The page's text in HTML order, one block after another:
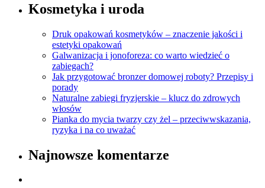
Kosmetyka i uroda
Druk opakowań kosmetyków – znaczenie jakości i
estetyki opakowań
Galwanizacja i jonoforeza: co warto wiedzieć o
zabiegach?
Jak przygotować bronzer domowej roboty? Przepisy i
porady
Naturalne zabiegi fryzjerskie – klucz do zdrowych
włosów
Pianka do mycia twarzy czy żel – przeciwwskazania,
ryzyka i na co uważać
Najnowsze komentarze